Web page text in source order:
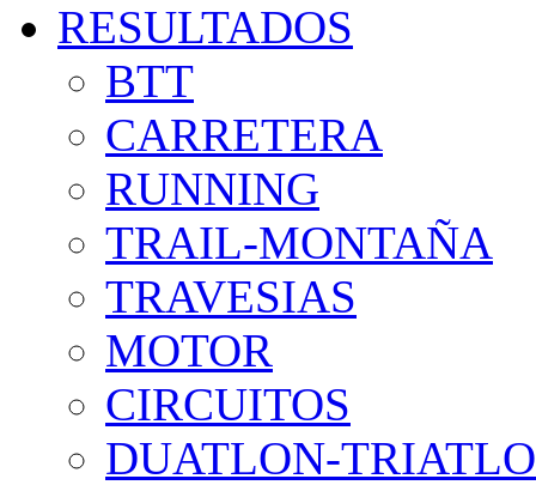
RESULTADOS
BTT
CARRETERA
RUNNING
TRAIL-MONTAÑA
TRAVESIAS
MOTOR
CIRCUITOS
DUATLON-